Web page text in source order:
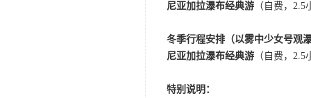
尼亚加拉瀑布经典游 （自费，
冬季行程安排（以雾中少女号观
尼亚加拉瀑布经典游 （自费，
特别说明：